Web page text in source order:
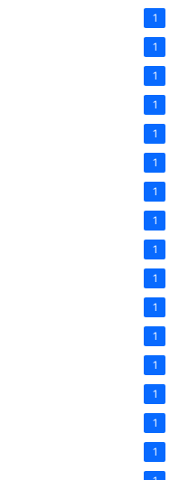
1
1
1
1
1
1
1
1
1
1
1
1
1
1
1
1